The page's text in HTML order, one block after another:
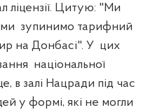
ліцензії. Цитую: "Ми
зупинимо тарифний
на Донбасі". У цих
національної
в залі Нацради під час
у формі, які не могли